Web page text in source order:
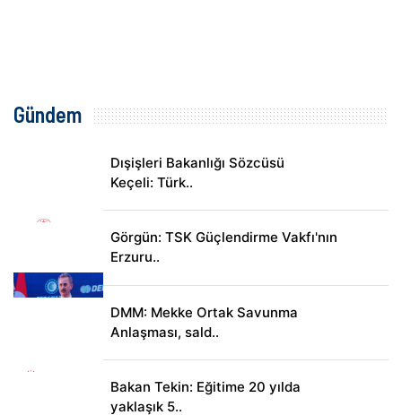
Gündem
Dışişleri Bakanlığı Sözcüsü
Keçeli: Türk..
Görgün: TSK Güçlendirme Vakfı'nın
Erzuru..
DMM: Mekke Ortak Savunma
Anlaşması, sald..
Bakan Tekin: Eğitime 20 yılda
yaklaşık 5..